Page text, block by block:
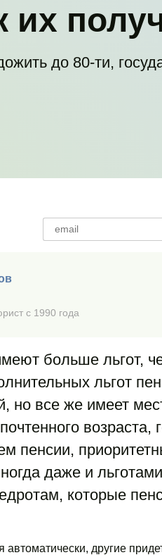
их
до 80-ти,
с 1990 года
больше льгот,
льгот
но все же имеет
возраста,
пенсии,
даже и
которые
другие